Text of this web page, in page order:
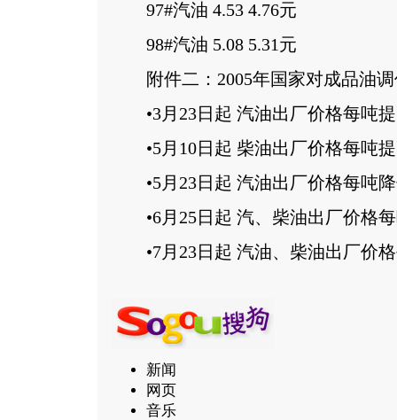
97#汽油 4.53 4.76元
98#汽油 5.08 5.31元
附件二：2005年国家对成品油调
•3月23日起 汽油出厂价格每吨提
•5月10日起 柴油出厂价格每吨提
•5月23日起 汽油出厂价格每吨降
•6月25日起 汽、柴油出厂价格每
•7月23日起 汽油、柴油出厂价格
新闻
网页
音乐